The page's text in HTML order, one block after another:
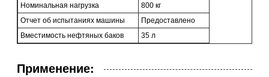
Номинальная нагрузка
800 кг
Отчет об испытаниях машины
Предоставлено
Вместимость нефтяных баков
35 л
Применение: